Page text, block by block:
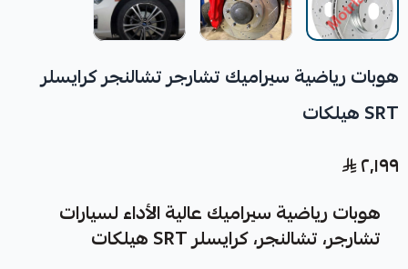
هوبات رياضية سيراميك تشارجر تشالنجر كرايسلر
SRT هيلكات
٢٬١٩٩
هوبات رياضية سيراميك عالية الأداء لسيارات
تشارجر، تشالنجر، كرايسلر SRT هيلكات